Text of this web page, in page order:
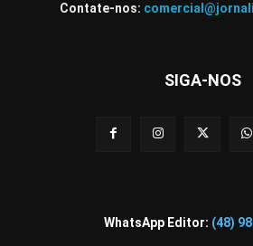
Contate-nos:
SIGA-NOS
WhatsApp Editor: (48)